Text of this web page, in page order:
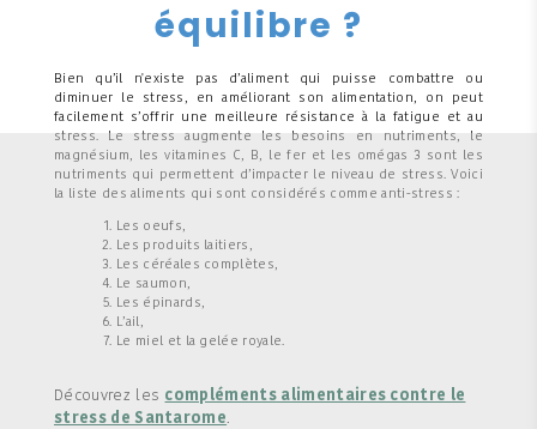
équilibre ?
Bien qu’il n'existe pas d’aliment qui puisse combattre ou
diminuer le stress, en améliorant son alimentation, on peut
facilement s’offrir une meilleure résistance à la fatigue et au
stress. Le stress augmente les besoins en nutriments, le
magnésium, les vitamines C, B, le fer et les omégas 3 sont les
nutriments qui permettent d’impacter le niveau de stress. Voici
la liste des aliments qui sont considérés comme anti-stress :
Les oeufs,
Les produits laitiers,
Les céréales complètes,
Le saumon,
Les épinards,
L’ail,
Le miel et la gelée royale.
Découvrez les compléments alimentaires contre le
stress de Santarome.